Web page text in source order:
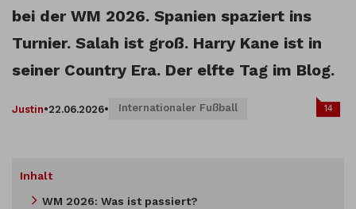
bei der WM 2026. Spanien spaziert ins
Turnier. Salah ist groß. Harry Kane ist in
seiner Country Era. Der elfte Tag im Blog.
Justin•22.06.2026• Internationaler Fußball 14
Inhalt
WM 2026: Was ist passiert?